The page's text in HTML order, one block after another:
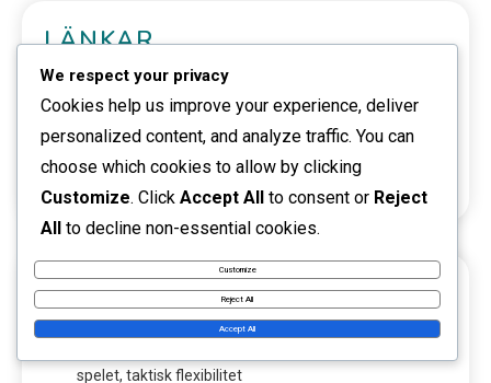
LÄNKAR
Om
Ta kontakt
SENASTE INLÄGG
FIFA Futsal-VM 2024: Lagjusteringar, strategier under
spelet, taktisk flexibilitet
We respect your privacy
Cookies help us improve your experience, deliver
personalized content, and analyze traffic. You can
choose which cookies to allow by clicking
Customize. Click Accept All to consent or Reject
All to decline non-essential cookies.
Customize
Reject All
Accept All